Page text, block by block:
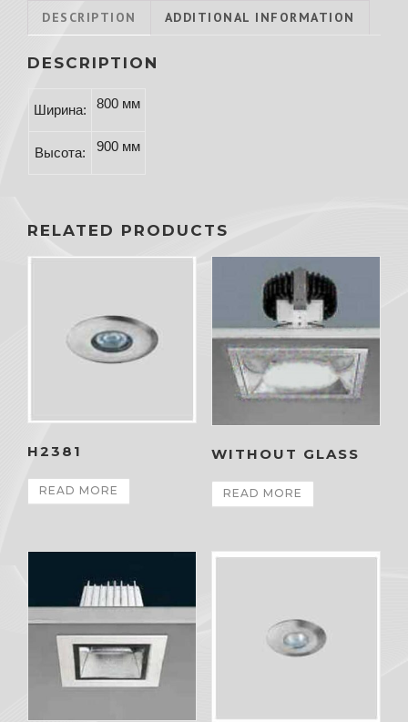
DESCRIPTION ADDITIONAL INFORMATION
DESCRIPTION
Ширина: 800 мм
Высота: 900 мм
RELATED PRODUCTS
H2381
READ MORE
WITHOUT GLASS
READ MORE